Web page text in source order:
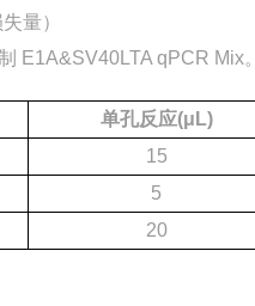
量）
E1A&SV40LTA qPCR Mix。
单孔反应(μL)
15
5
20